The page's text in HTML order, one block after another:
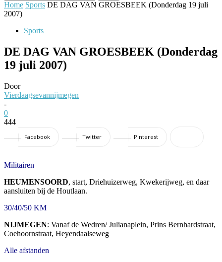
Home Sports DE DAG VAN GROESBEEK (Donderdag 19 juli
2007)
Sports
DE DAG VAN GROESBEEK (Donderdag
19 juli 2007)
Door
Vierdaagsevannijmegen
-
0
444
Facebook Twitter Pinterest
Militairen
HEUMENSOORD, start, Driehuizerweg, Kwekerijweg, en daar
aansluiten bij de Houtlaan.
30/40/50 KM
NIJMEGEN: Vanaf de Wedren/ Julianaplein, Prins Bernhardstraat,
Coehoornstraat, Heyendaalseweg
Alle afstanden